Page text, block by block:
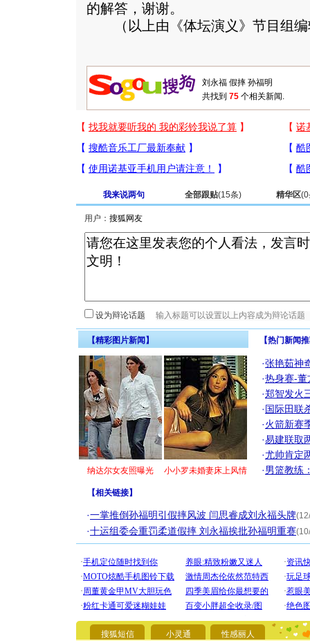
的解答，谢谢。
（以上由《体坛演义》节目组编
共找到 75 个相关新闻.
我来说两句 全部跟贴(15条) 精华区(0
用户：
设为辩论话题
【精彩图片新闻】
纳达尔女友照曝光 小小罗未婚妻床上风情
【热门新闻
·张艳茹神
·热身赛-董
·郑智发火
·国际田联
·火箭新赛
·易建联取
·尤帅肯定
·男篮教练
【相关链接】
·一掌推倒孙福明引假摔风波 闫思睿成刘永福头牌
·十运组委会重罚柔道假摔 刘永福挨批孙福明重赛
搜狐短信 小灵通 性感丽人
[圣诞节]
你太多
要平安！
[圣诞节]